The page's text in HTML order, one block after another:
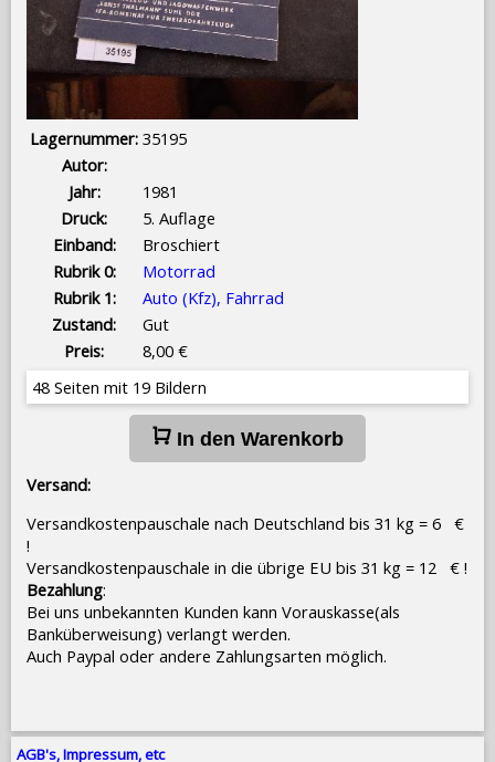
Lagernummer: 35195
Autor:
Jahr:
1981
Druck:
5. Auflage
Einband:
Broschiert
Rubrik 0:
Motorrad
Rubrik 1:
Auto (Kfz), Fahrrad
Zustand:
Gut
Preis:
8,00 €
48 Seiten mit 19 Bildern
In den Warenkorb
Versand:
Versandkostenpauschale nach Deutschland bis 31 kg = 6 €
!
Versandkostenpauschale in die übrige EU bis 31 kg = 12 € !
Bezahlung:
Bei uns unbekannten Kunden kann Vorauskasse(als
Banküberweisung) verlangt werden.
Auch Paypal oder andere Zahlungsarten möglich.
AGB's, Impressum, etc